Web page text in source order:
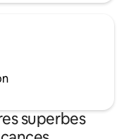
superbes